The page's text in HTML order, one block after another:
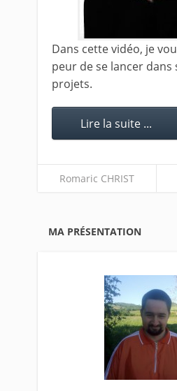
Dans cette vidéo, je
peur de se lancer dans
projets.
Lire la suite ...
Romaric CHRIST
MA PRÉSENTATION